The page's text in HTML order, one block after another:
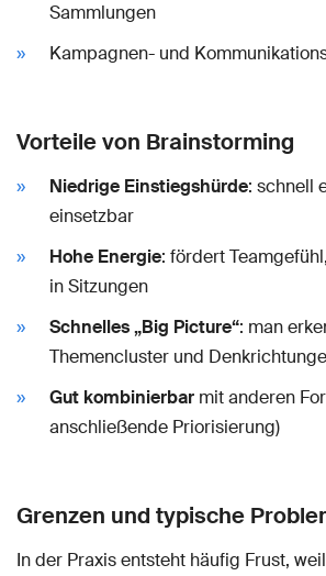
Sammlungen
Kampagnen- und
Vorteile von Brainstorming
Niedrige Einstiegshürde: schnell
einsetzbar
Hohe Energie: fördert
in Sitzungen
Schnelles „Big Picture“: man
Themencluster und
Gut kombinierbar mit anderen
anschließende Priorisierung)
Grenzen und typische
In der Praxis entsteht häufig Frust,